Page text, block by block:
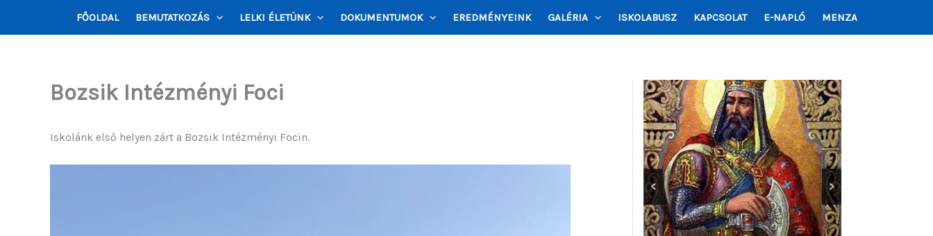
FŐOLDAL BEMUTATKOZÁS LELKI ÉLETÜNK DOKUMENTUMOK EREDMÉNYEINK GALÉRIA ISKOLABUSZ KAPCSOLAT E-NAPLÓ MENZA
Bozsik Intézményi Foci
Iskolánk első helyen zárt a Bozsik Intézményi Focin.
< >